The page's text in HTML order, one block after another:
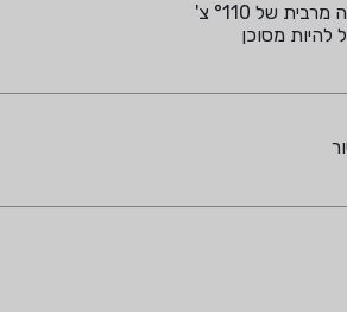
של °110 צ'
להיות מסוכן